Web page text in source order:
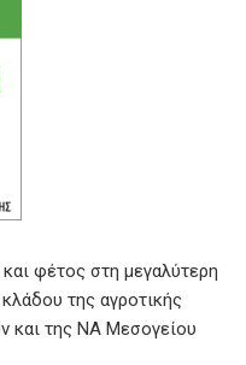
φέτος στη μεγαλύτερη
της αγροτικής
και της ΝΑ Μεσογείου